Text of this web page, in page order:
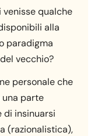
venisse qualche
alla
paradigma
vecchio?
personale che
una parte
di insinuarsi
(razionalistica),